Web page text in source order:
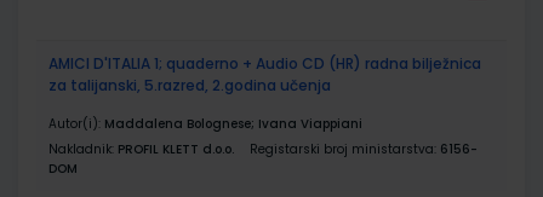
AMICI D'ITALIA 1; quaderno + Audio CD (HR) radna bilježnica
za talijanski, 5.razred, 2.godina učenja
Autor(i): Maddalena Bolognese; Ivana Viappiani
Nakladnik: PROFIL KLETT d.o.o. Registarski broj ministarstva: 6156-
DOM